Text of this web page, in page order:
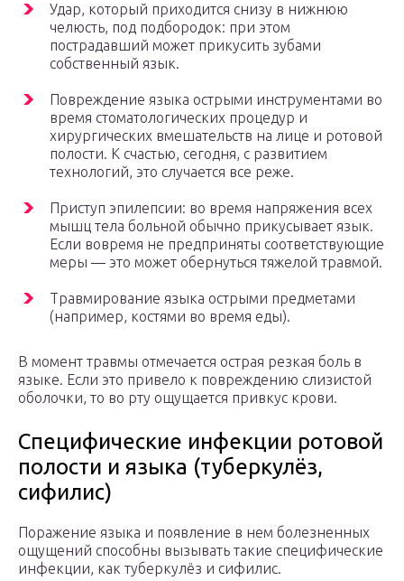
Удар, который приходится снизу в нижнюю
челюсть, под подбородок: при этом
пострадавший может прикусить зубами
собственный язык.
Повреждение языка острыми инструментами во
время стоматологических процедур и
хирургических вмешательств на лице и ротовой
полости. К счастью, сегодня, с развитием
технологий, это случается все реже.
Приступ эпилепсии: во время напряжения всех
мышц тела больной обычно прикусывает язык.
Если вовремя не предприняты соответствующие
меры — это может обернуться тяжелой травмой.
Травмирование языка острыми предметами
(например, костями во время еды).
В момент травмы отмечается острая резкая боль в
языке. Если это привело к повреждению слизистой
оболочки, то во рту ощущается привкус крови.
Специфические инфекции ротовой
полости и языка (туберкулёз,
сифилис)
Поражение языка и появление в нем болезненных
ощущений способны вызывать такие специфические
инфекции, как туберкулёз и сифилис.